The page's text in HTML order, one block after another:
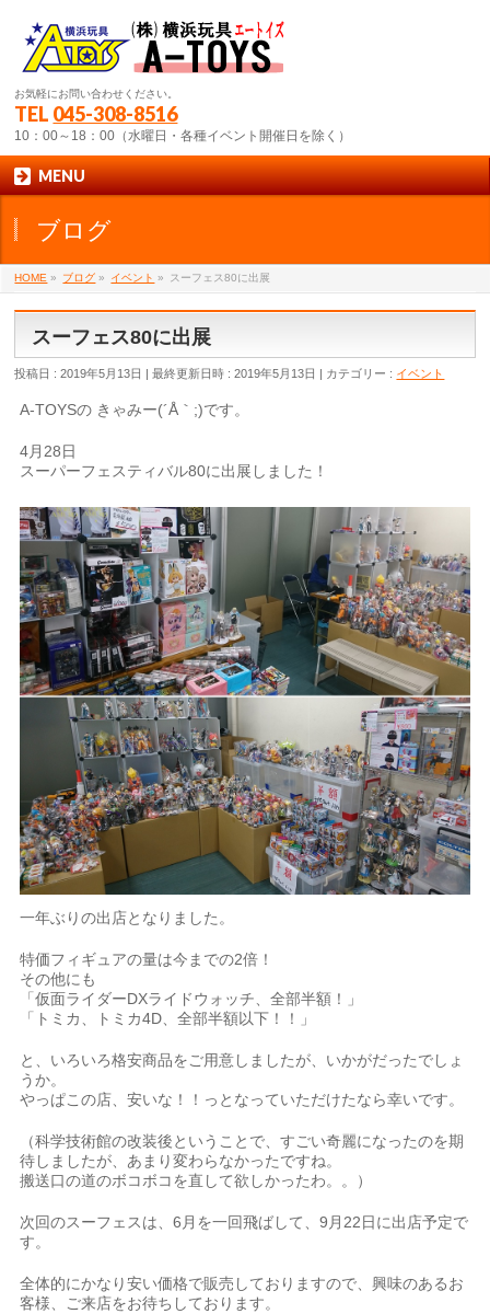
お気軽にお問い合わせください。
TEL 045-308-8516
10：00～18：00（水曜日・各種イベント開催日を除く）
MENU
ブログ
HOME » ブログ » イベント » スーフェス80に出展
スーフェス80に出展
投稿日 : 2019年5月13日 最終更新日時 : 2019年5月13日 カテゴリー : イベント
A-TOYSの きゃみー(´Å｀;)です。
4月28日
スーパーフェスティバル80に出展しました！
一年ぶりの出店となりました。
特価フィギュアの量は今までの2倍！
その他にも
「仮面ライダーDXライドウォッチ、全部半額！」
「トミカ、トミカ4D、全部半額以下！！」
と、いろいろ格安商品をご用意しましたが、いかがだったでしょ
うか。
やっぱこの店、安いな！！っとなっていただけたなら幸いです。
（科学技術館の改装後ということで、すごい奇麗になったのを期
待しましたが、あまり変わらなかったですね。
搬送口の道のボコボコを直して欲しかったわ。。）
次回のスーフェスは、6月を一回飛ばして、9月22日に出店予定で
す。
全体的にかなり安い価格で販売しておりますので、興味のあるお
客様、ご来店をお待ちしております。